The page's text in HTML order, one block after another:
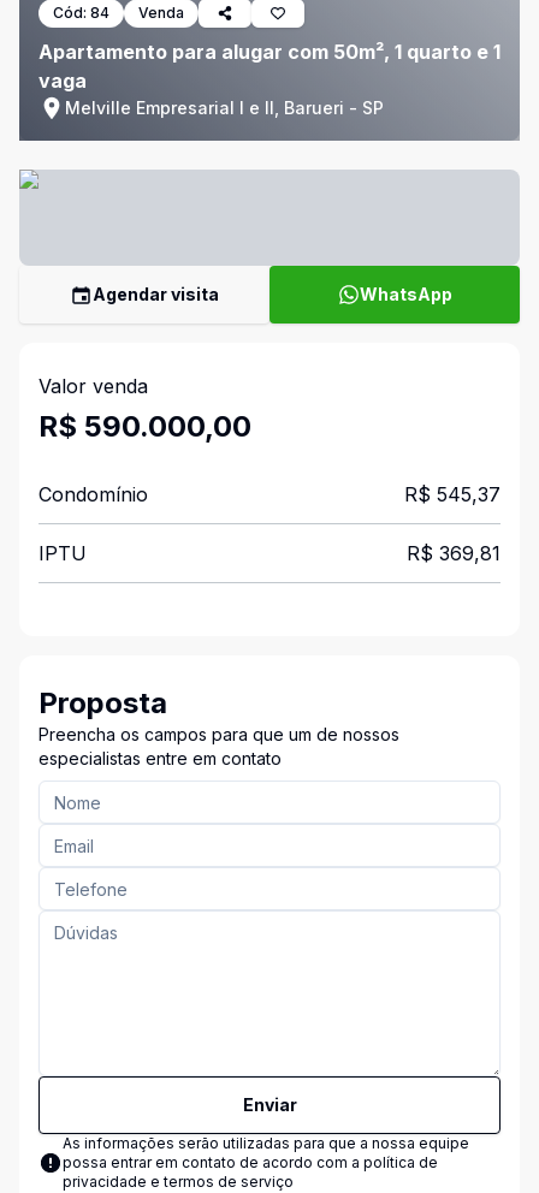
Cód: 84 Venda
Apartamento para alugar com 50m², 1 quarto e 1
vaga
Melville Empresarial I e II, Barueri - SP
Agendar visita WhatsApp
Valor venda
R$ 590.000,00
Condomínio R$ 545,37
IPTU R$ 369,81
Proposta
Preencha os campos para que um de nossos
especialistas entre em contato
Enviar
As informações serão utilizadas para que a nossa equipe
possa entrar em contato de acordo com a política de
privacidade e termos de serviço